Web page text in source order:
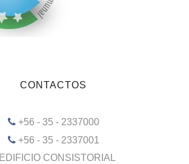
CONTACTOS
+56 - 35 - 2337000
+56 - 35 - 2337001
EDIFICIO CONSISTORIAL